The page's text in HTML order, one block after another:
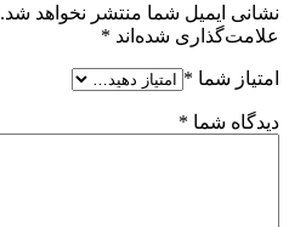
نشانی ایمیل شما منتشر نخواهد شد.
علامت‌گذاری شده‌اند *
امتیاز شما *
دیدگاه شما *